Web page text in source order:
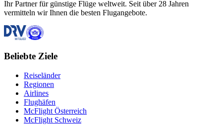
Ihr Partner für günstige Flüge weltweit. Seit über 28 Jahren
vermitteln wir Ihnen die besten Flugangebote.
Beliebte Ziele
Reiseländer
Regionen
Airlines
Flughäfen
McFlight Österreich
McFlight Schweiz